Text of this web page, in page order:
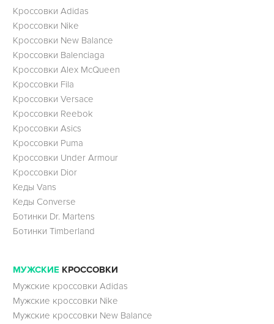
Кроссовки Adidas
Кроссовки Nike
Кроссовки New Balance
Кроссовки Balenciaga
Кроссовки Alex McQueen
Кроссовки Fila
Кроссовки Versace
Кроссовки Reebok
Кроссовки Asics
Кроссовки Puma
Кроссовки Under Armour
Кроссовки Dior
Кеды Vans
Кеды Converse
Ботинки Dr. Martens
Ботинки Timberland
МУЖСКИЕ КРОССОВКИ
Мужские кроссовки Adidas
Мужские кроссовки Nike
Мужские кроссовки New Balance